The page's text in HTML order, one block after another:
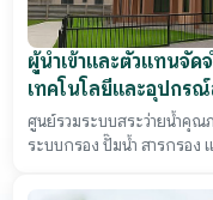
ผู้นำเข้าและตัวแทนจัด
เทคโนโลยีและอุปกร
ศูนย์รวมระบบสระว่ายน้ำคุ
ระบบกรอง ปั๊มน้ำ สารกรอ